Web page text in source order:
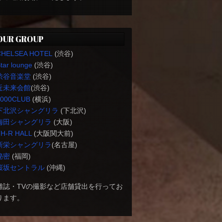
GROUP
HOTEL
(渋谷)
lounge(渋谷)
谷音楽堂(渋谷)
未来会館(渋谷)
(横浜)
北沢シャングリラ (下北沢)
田シャングリラ (大阪)
R HALL (大阪関大前)
栄シャングリラ(名古屋)
密(福岡)
坂セントラル(沖縄)
誌・TVの撮影など店舗貸出を行ってお
ます。